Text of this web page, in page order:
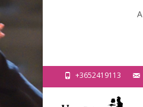
+3652419113